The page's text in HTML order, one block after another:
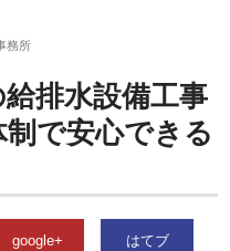
務所
排水設備工事
で安心できる
google+ はてブ